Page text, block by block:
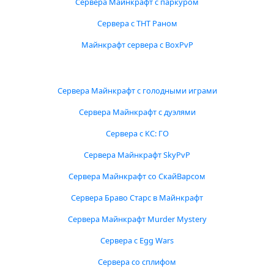
Сервера с ТНТ Раном
Майнкрафт сервера с BoxPvP
Сервера Майнкрафт с голодными играми
Сервера Майнкрафт с дуэлями
Сервера с КС: ГО
Сервера Майнкрафт SkyPvP
Сервера Майнкрафт со СкайВарсом
Сервера Браво Старс в Майнкрафт
Сервера Майнкрафт Murder Mystery
Сервера с Egg Wars
Сервера со сплифом